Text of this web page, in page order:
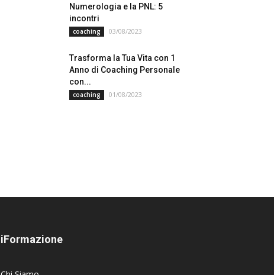
Numerologia e la PNL: 5
incontri
coaching 03/08/2023
Trasforma la Tua Vita con 1
Anno di Coaching Personale
con...
coaching 01/08/2023
iFormazione